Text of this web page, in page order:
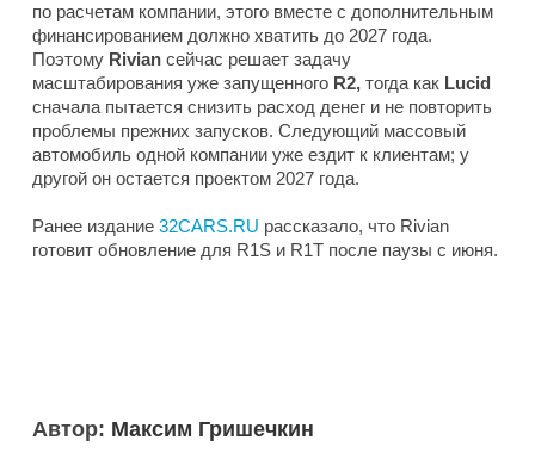
по расчетам компании, этого вместе с дополнительным
финансированием должно хватить до 2027 года.
Поэтому Rivian сейчас решает задачу
масштабирования уже запущенного R2, тогда как Lucid
сначала пытается снизить расход денег и не повторить
проблемы прежних запусков. Следующий массовый
автомобиль одной компании уже ездит к клиентам; у
другой он остается проектом 2027 года.
Ранее издание 32CARS.RU рассказало, что Rivian
готовит обновление для R1S и R1T после паузы с июня.
Автор: Максим Гришечкин